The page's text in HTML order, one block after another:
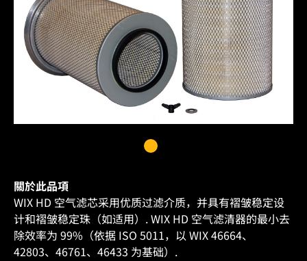
關於此品項
WIX HD 空气滤芯采用优质过滤介质，并具有褶皱稳定设
计和褶皱稳定珠（如适用）. WIX HD 空气滤清器的最小去
除效率为 99%（依据 ISO 5011，以 WIX 46664、
42803、46761、46433 为基础）.